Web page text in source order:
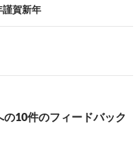
謹賀新年
の10件のフィードバック